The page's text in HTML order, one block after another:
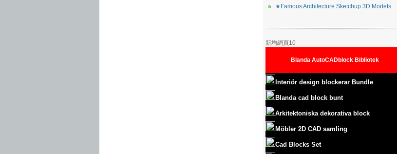
★Famous Architecture Sketchup 3D Models
新增網頁10
Blanda AutoCADblock Bibliotek
Interiör design blockerar Bundle
Blanda cad block bunt
Arkitektoniska dekorativa block
Möbler 2D CAD samling
Cad Blocks Set